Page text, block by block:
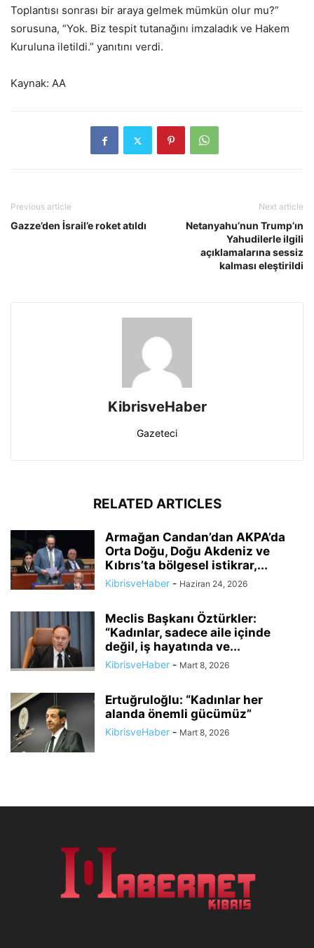
Toplantısı sonrası bir araya gelmek mümkün olur mu?”
sorusuna, “Yok. Biz tespit tutanağını imzaladık ve Hakem
Kuruluna iletildi.” yanıtını verdi.
Kaynak: AA
Previous article
Gazze’den İsrail’e roket atıldı
Next article
Netanyahu’nun Trump’ın
Yahudilerle ilgili
açıklamalarına sessiz
kalması eleştirildi
KibrisveHaber
Gazeteci
RELATED ARTICLES
Armağan Candan’dan AKPA’da
Orta Doğu, Doğu Akdeniz ve
Kıbrıs’ta bölgesel istikrar,...
KibrisveHaber - Haziran 24, 2026
Meclis Başkanı Öztürkler:
“Kadınlar, sadece aile içinde
değil, iş hayatında ve...
KibrisveHaber - Mart 8, 2026
Ertuğruloğlu: “Kadınlar her
alanda önemli gücümüz”
KibrisveHaber - Mart 8, 2026